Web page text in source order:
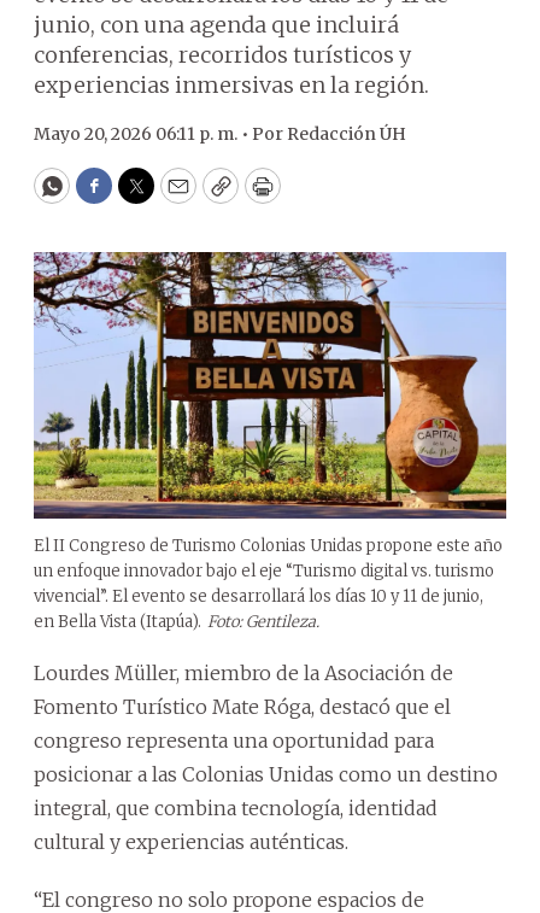
junio, con una agenda que incluirá
conferencias, recorridos turísticos y
experiencias inmersivas en la región.
Mayo 20, 2026 06:11 p. m. • Por Redacción ÚH
WhatsApp
Facebook
Twitter
EmailCopyPrint
El II Congreso de Turismo Colonias Unidas propone este año
un enfoque innovador bajo el eje “Turismo digital vs. turismo
vivencial”. El evento se desarrollará los días 10 y 11 de junio,
en Bella Vista (Itapúa). Foto: Gentileza.
Lourdes Müller, miembro de la Asociación de
Fomento Turístico Mate Róga, destacó que el
congreso representa una oportunidad para
posicionar a las Colonias Unidas como un destino
integral, que combina tecnología, identidad
cultural y experiencias auténticas.
“El congreso no solo propone espacios de